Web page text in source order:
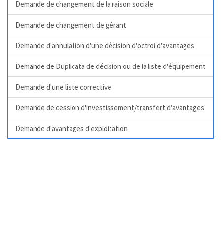
Demande de changement de la raison sociale
Demande de changement de gérant
Demande d'annulation d'une décision d'octroi d'avantages
Demande de Duplicata de décision ou de la liste d'équipement
Demande d'une liste corrective
Demande de cession d'investissement/transfert d'avantages
Demande d'avantages d'exploitation